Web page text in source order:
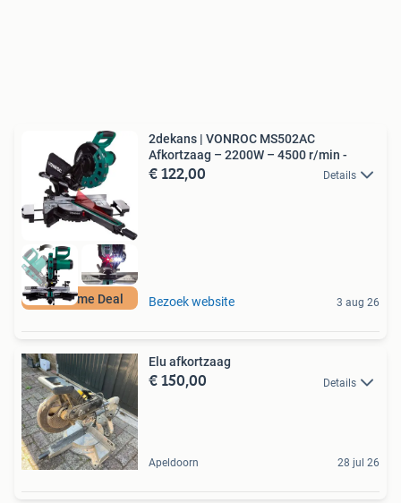
Duurzame Deal
2dekans | VONROC MS502AC
Afkortzaag – 2200W – 4500 r/min -
€ 122,00 Details
Bezoek website 3 aug 26
Elu afkortzaag
€ 150,00 Details
Apeldoorn 28 jul 26